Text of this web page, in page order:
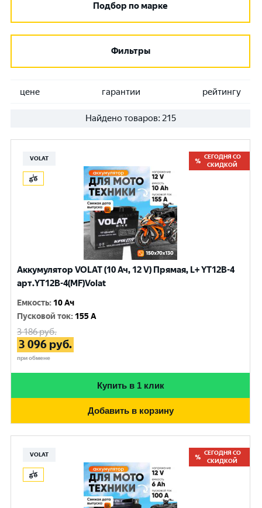
Подбор по марке
Фильтры
цене гарантии рейтингу
Найдено товаров: 215
VOLAT
СЕГОДНЯ СО
СКИДКОЙ
Аккумулятор VOLAT (10 Ач, 12 V) Прямая, L+ YT12B-4
арт.YT12B-4(MF)Volat
Емкость: 10 Ач
Пусковой ток: 155 A
3 186руб.
3 096 руб.
при обмене
Купить в 1 клик
Добавить в корзину
VOLAT
СЕГОДНЯ СО
СКИДКОЙ